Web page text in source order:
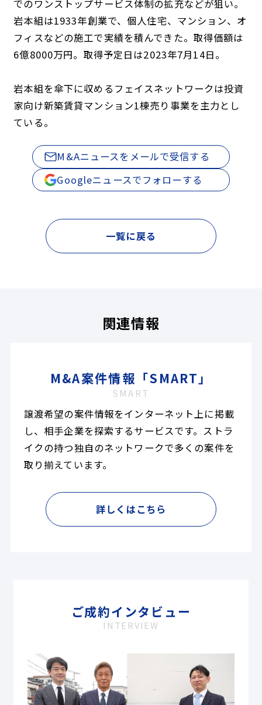
でのワンストップサービス体制の拡充などが狙い。
岩本組は1933年創業で、個人住宅、マンション、オ
フィスなどの施工で実績を積んできた。取得価額は
6億8000万円。取得予定日は2023年7月14日。
岩本組を傘下に収めるフェイスネットワークは投資
家向け新築賃貸マンション1棟売り事業を主力とし
ている。
M&Aニュースをメールで受信する
Googleニュースでフォローする
一覧に戻る
関連情報
M&A案件情報「SMART」
SMART
譲渡希望の案件情報をインターネット上に掲載
し、相手企業を探索するサービスです。ストラ
イクの持つ独自のネットワークで多くの案件を
取り揃えています。
詳しくはこちら
ご成約インタビュー
INTERVIEW